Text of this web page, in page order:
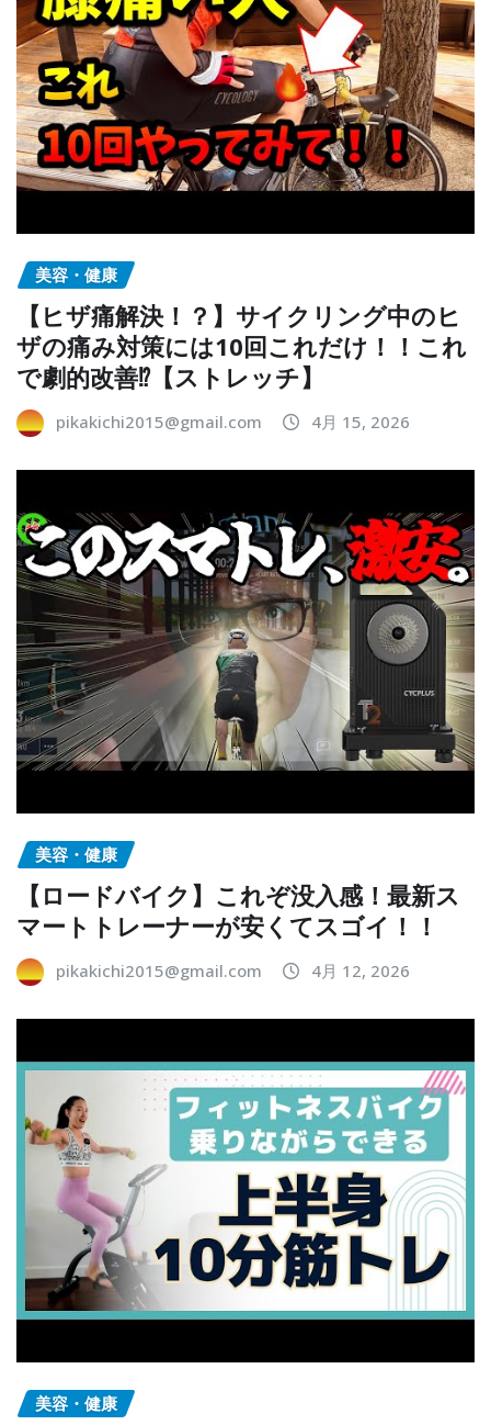
美容・健康
【ヒザ痛解決！？】サイクリング中のヒ
ザの痛み対策には10回これだけ！！これ
で劇的改善⁉︎【ストレッチ】
pikakichi2015@gmail.com 4月 15, 2026
美容・健康
【ロードバイク】これぞ没入感！最新ス
マートトレーナーが安くてスゴイ！！
pikakichi2015@gmail.com 4月 12, 2026
美容・健康